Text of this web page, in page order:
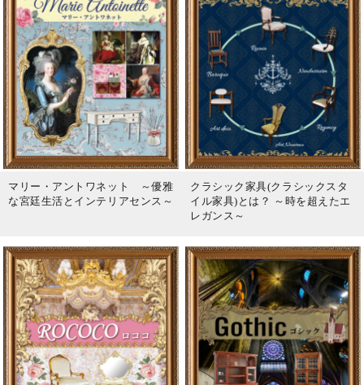
マリー・アントワネット ～優雅
な宮廷生活とインテリアセンス～
クラシック家具(クラシックスタ
イル家具)とは？ ～時を超えたエ
レガンス～